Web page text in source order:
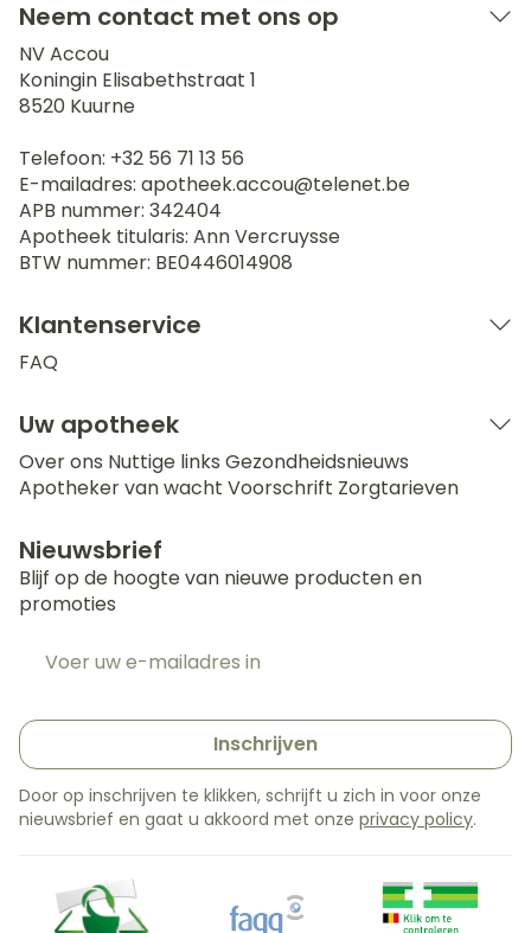
Neem contact met ons op
NV Accou
Koningin Elisabethstraat 1
8520 Kuurne
Telefoon: +32 56 71 13 56
E-mailadres: apotheek.accou@telenet.be
APB nummer: 342404
Apotheek titularis: Ann Vercruysse
BTW nummer: BE0446014908
Klantenservice
FAQ
Uw apotheek
Over ons Nuttige links Gezondheidsnieuws
Apotheker van wacht Voorschrift Zorgtarieven
Nieuwsbrief
Blijf op de hoogte van nieuwe producten en
promoties
Inschrijven
Door op inschrijven te klikken, schrijft u zich in voor onze
nieuwsbrief en gaat u akkoord met onze privacy policy.